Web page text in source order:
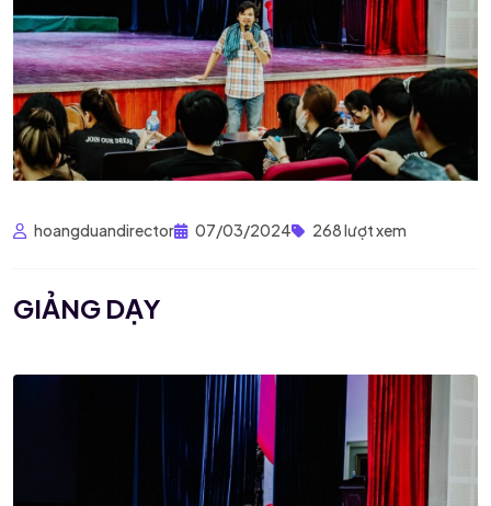
hoangduandirector 07/03/2024 268 lượt xem
GIẢNG DẠY